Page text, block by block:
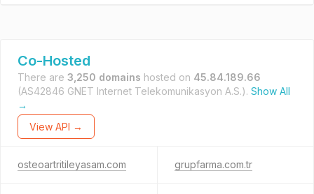
Co-Hosted
There are 3,250 domains hosted on 45.84.189.66
(AS42846 GNET Internet Telekomunikasyon A.S.). Show All
→
View API →
osteoartritileyasam.com grupfarma.com.tr